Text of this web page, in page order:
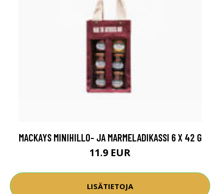
MACKAYS MINIHILLO- JA MARMELADIKASSI 6 X 42 G
11.9 EUR
LISÄTIETOJA